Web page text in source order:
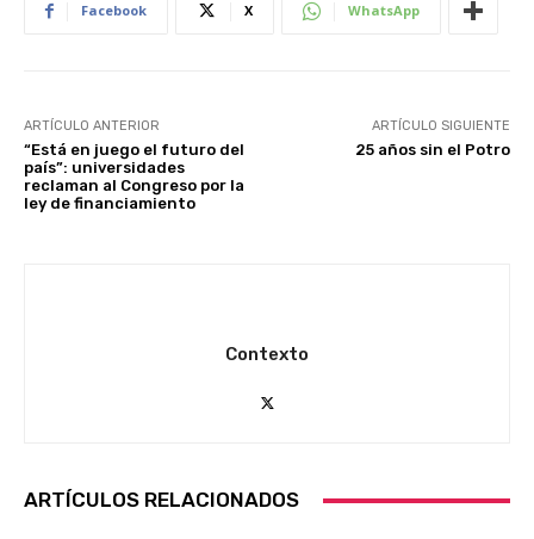
Facebook X WhatsApp
ARTÍCULO ANTERIOR
“Está en juego el futuro del
país”: universidades
reclaman al Congreso por la
ley de financiamiento
ARTÍCULO SIGUIENTE
25 años sin el Potro
Contexto
ARTÍCULOS RELACIONADOS